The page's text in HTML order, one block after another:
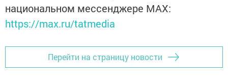
национальном мессенджере MАХ:
https://max.ru/tatmedia
Перейти на страницу новости